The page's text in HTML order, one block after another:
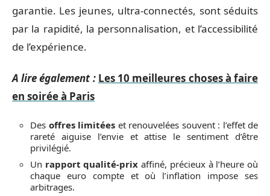
garantie. Les jeunes, ultra-connectés, sont séduits
par la rapidité, la personnalisation, et l’accessibilité
de l’expérience.
A lire également : Les 10 meilleures choses à faire
en soirée à Paris
Des offres limitées et renouvelées souvent : l’effet de
rareté aiguise l’envie et attise le sentiment d’être
privilégié.
Un rapport qualité-prix affiné, précieux à l’heure où
chaque euro compte et où l’inflation impose ses
arbitrages.